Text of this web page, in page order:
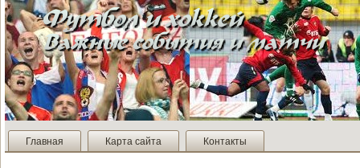
Главная Карта сайта Контакты